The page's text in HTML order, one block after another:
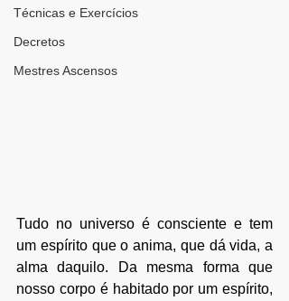
Técnicas e Exercícios
Decretos
Mestres Ascensos
Tudo no universo é consciente e tem
um espírito que o anima, que dá vida, a
alma daquilo. Da mesma forma que
nosso corpo é habitado por um espírito,